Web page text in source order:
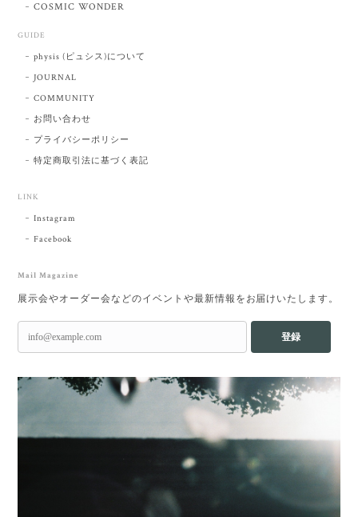
COSMIC WONDER
GUIDE
physis (ピュシス)について
JOURNAL
COMMUNITY
お問い合わせ
プライバシーポリシー
特定商取引法に基づく表記
LINK
Instagram
Facebook
Mail Magazine
展示会やオーダー会などのイベントや最新情報をお届けいたします。
登録